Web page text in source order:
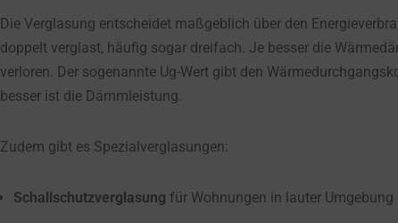
Die Verglasung entscheidet maßgeblich über den
doppelt verglast, häufig sogar dreifach. Je besser die
verloren. Der sogenannte Ug-Wert gibt den
besser ist die Dämmleistung.
Zudem gibt es Spezialverglasungen:
Schallschutzverglasung für Wohnungen in lauter Umgebung